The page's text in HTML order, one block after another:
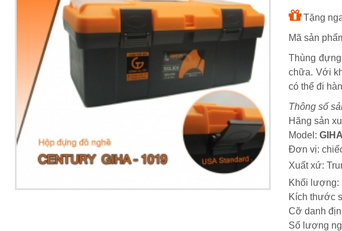
Tặng
Mã sản
Thùng
chữa. Với
có thể đi
Thông số
Hãng sản
Model:
Đơn vị:
Xuất xứ:
Khối lượng:
Kích thước
Cỡ danh
Số lượng